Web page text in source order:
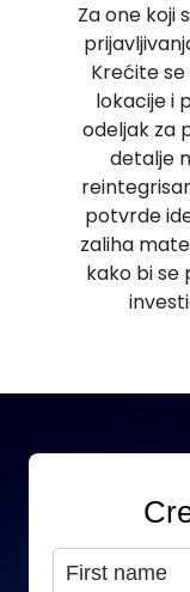
Za one koji
Krećite se
lokacije i
odeljak za
detalje
potvrde
zaliha
kako bi se